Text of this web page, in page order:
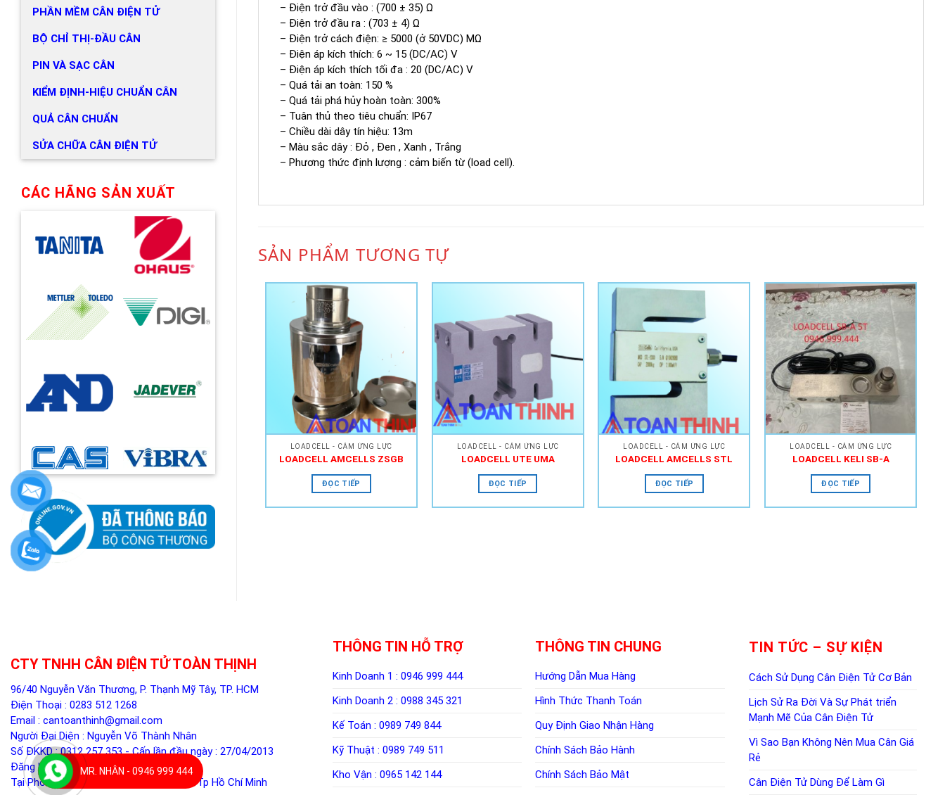
PHẦN MỀM CÂN ĐIỆN TỬ
BỘ CHỈ THỊ-ĐẦU CÂN
PIN VÀ SẠC CÂN
KIỂM ĐỊNH-HIỆU CHUẨN CÂN
QUẢ CÂN CHUẨN
SỬA CHỮA CÂN ĐIỆN TỬ
CÁC HÃNG SẢN XUẤT
– Điện trở đầu vào : (700 ± 35) Ω
– Điện trở đầu ra : (703 ± 4) Ω
– Điện trở cách điện: ≥ 5000 (ở 50VDC) MΩ
– Điện áp kích thích: 6 ~ 15 (DC/AC) V
– Điện áp kích thích tối đa : 20 (DC/AC) V
– Quá tải an toàn: 150 %
– Quá tải phá hủy hoàn toàn: 300%
– Tuân thủ theo tiêu chuẩn: IP67
– Chiều dài dây tín hiệu: 13m
– Màu sắc dây : Đỏ , Đen , Xanh , Trắng
– Phương thức định lượng : cảm biến từ (load cell).
SẢN PHẨM TƯƠNG TỰ
Wishlist
LOADCELL - CẢM ỨNG LỰC
LOADCELL AMCELLS ZSGB
ĐỌC TIẾP
Wishlist
LOADCELL - CẢM ỨNG LỰC
LOADCELL UTE UMA
ĐỌC TIẾP
Wishlist
LOADCELL - CẢM ỨNG LỰC
LOADCELL AMCELLS STL
ĐỌC TIẾP
Wishlist
LOADCELL - CẢM ỨNG LỰC
LOADCELL KELI SB-A
ĐỌC TIẾP
CTY TNHH CÂN ĐIỆN TỬ TOÀN THỊNH
96/40 Nguyễn Văn Thương, P. Thạnh Mỹ Tây, TP. HCM
Điện Thoại : 0283 512 1268
Email : cantoanthinh@gmail.com
Người Đại Diện : Nguyễn Võ Thành Nhân
Số ĐKKD : 0312 257 353 - Cấp lần đầu ngày : 27/04/2013
Đăng ký thay đổi lần 5 ngày 05/12/2024
Tại Phòng ĐKKD - Sở Kế Hoạch Đầu Tư Tp Hồ Chí Minh
THÔNG TIN HỖ TRỢ
Kinh Doanh 1 : 0946 999 444
Kinh Doanh 2 : 0988 345 321
Kế Toán : 0989 749 844
Kỹ Thuật : 0989 749 511
Kho Vận : 0965 142 144
THÔNG TIN CHUNG
Hướng Dẫn Mua Hàng
Hình Thức Thanh Toán
Quy Định Giao Nhận Hàng
Chính Sách Bảo Hành
Chính Sách Bảo Mật
TIN TỨC – SỰ KIỆN
Cách Sử Dụng Cân Điện Tử Cơ Bản
Lịch Sử Ra Đời Và Sự Phát triển
Mạnh Mẽ Của Cân Điện Tử
Vì Sao Bạn Không Nên Mua Cân Giá
Rẻ
Cân Điện Tử Dùng Để Làm Gì
MR. NHÂN - 0946 999 444